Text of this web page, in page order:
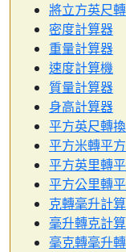
將立方英尺
密度計算器
重量計算器
速度計算機
質量計算器
身高計算器
平方英尺轉
平方米轉平
平方英里轉
平方公里轉
克轉毫升計
毫升轉克計
毫克轉毫升